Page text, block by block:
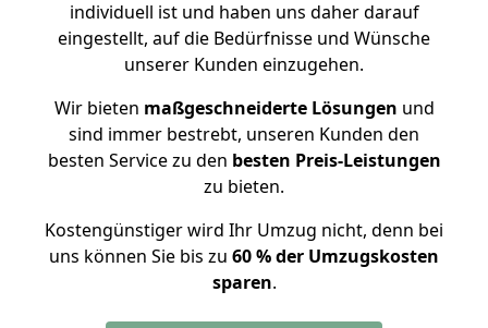
individuell ist und haben uns daher darauf
eingestellt, auf die Bedürfnisse und Wünsche
unserer Kunden einzugehen.
Wir bieten maßgeschneiderte Lösungen und
sind immer bestrebt, unseren Kunden den
besten Service zu den besten Preis-Leistungen
zu bieten.
Kostengünstiger wird Ihr Umzug nicht, denn bei
uns können Sie bis zu 60 % der Umzugskosten
sparen.